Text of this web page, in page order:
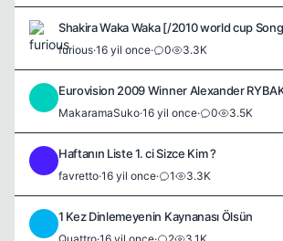
Shakira Waka Waka [/2010 world cup
furious·16 yil once· 0 3.3K
Eurovision 2009 Winner Alexander
MakaramaSuko·16 yil once· 0 3.5K
Haftanın Liste 1. ci Sizce Kim ?
favretto·16 yil once· 1 3.3K
1 Kez Dinlemeyenin Kaynanası Ölsün